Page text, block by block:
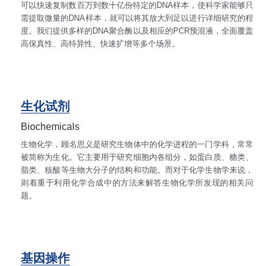
可以快速复制数百万到数十亿份特定的DNA样本，使科学家能够只
需提取微量的DNA样本，就可以将其放大到足以进行详细研究的程
度。我们提供多样的DNA聚合酶以及相应的PCR预混液，全面覆盖
高保真性、高特异性、快速扩增等多个场景。
生化试剂
Biochemicals
生物化学，顾名思义是研究生物体中的化学进程的一门学科，常常
被简称为生化。它主要用于研究细胞内各组分，如蛋白质、糖类、
脂类、核酸等生物大分子的结构和功能。而对于化学生物学来说，
则着重于利用化学合成中的方法来解答生物化学所发现的相关问
题。
基因操作